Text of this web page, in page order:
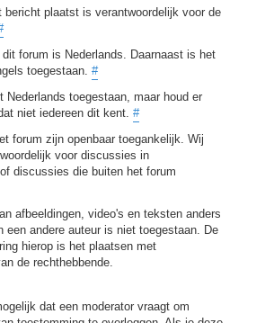
bericht plaatst is verantwoordelijk voor de
dit forum is Nederlands. Daarnaast is het
toegestaan. #
Nederlands toegestaan, maar houd er
niet iedereen dit kent. #
forum zijn openbaar toegankelijk. Wij
voor discussies in
discussies die buiten het forum
afbeeldingen, video's en teksten anders
een andere auteur is niet toegestaan. De
hierop is het plaatsen met
de rechthebbende.
dat een moderator vraagt om